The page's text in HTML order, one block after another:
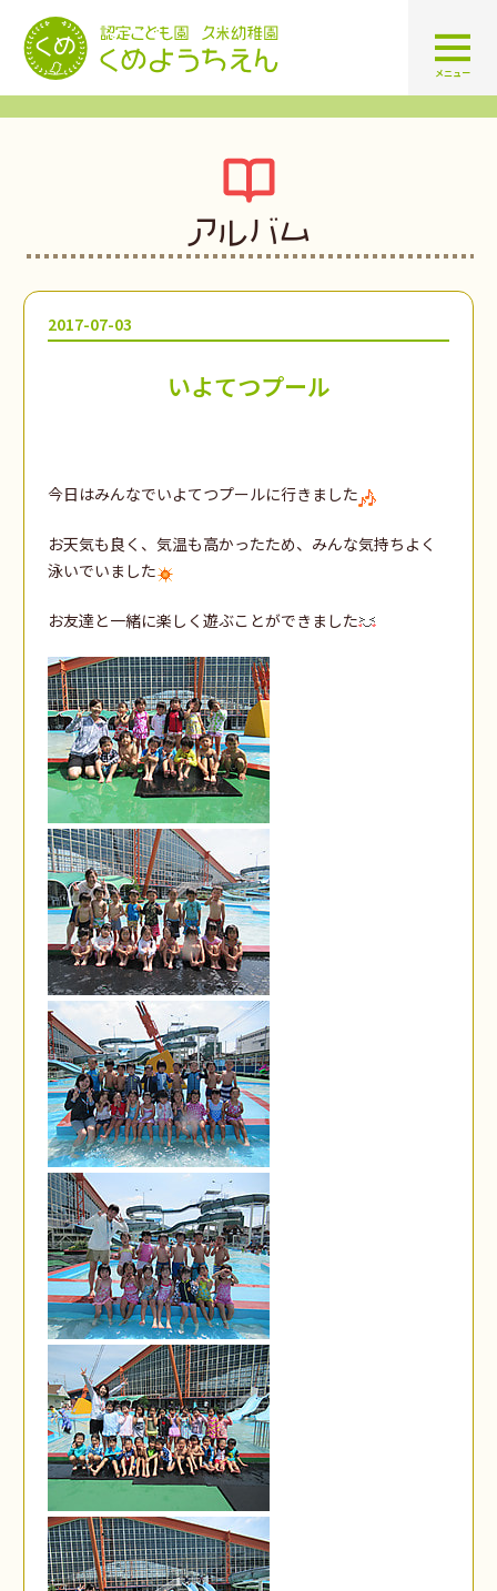
認定こども園 学校法人久米幼
メニュー
アルバム
2017-07-03
いよてつプール
今日はみんなでいよてつプールに行きました
お天気も良く、気温も高かったため、みんな気持ちよく
泳いでいました
お友達と一緒に楽しく遊ぶことができました